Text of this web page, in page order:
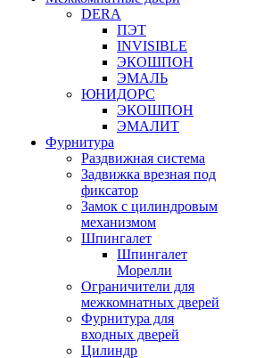
DERA
ПЭТ
INVISIBLE
ЭКОШПОН
ЭМАЛЬ
ЮНИДОРС
ЭКОШПОН
ЭМАЛИТ
Фурнитура
Раздвижная система
Задвижка врезная под
фиксатор
Замок с цилиндровым
механизмом
Шпингалет
Шпингалет
Морелли
Ограничители для
межкомнатных дверей
Фурнитура для
входных дверей
Цилиндр